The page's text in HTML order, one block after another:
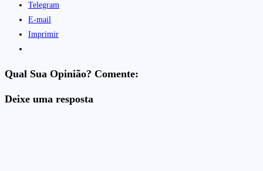
Telegram
E-mail
Imprimir
Qual Sua Opinião? Comente:
Deixe uma resposta